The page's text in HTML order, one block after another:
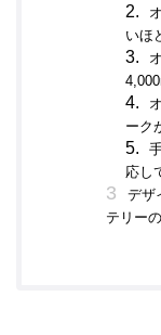
いほ
ーク
応し
デザ
テリー